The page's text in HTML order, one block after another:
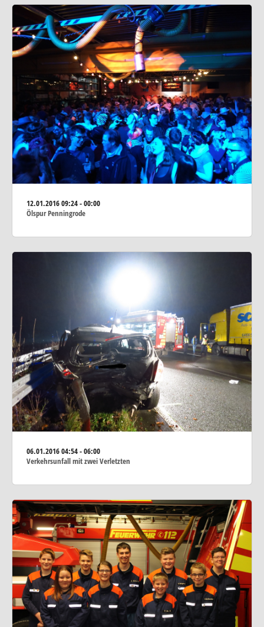
12.01.201609:24 - 00:00
Ölspur Penningrode
06.01.201604:54 - 06:00
Verkehrsunfall mit zwei Verletzten